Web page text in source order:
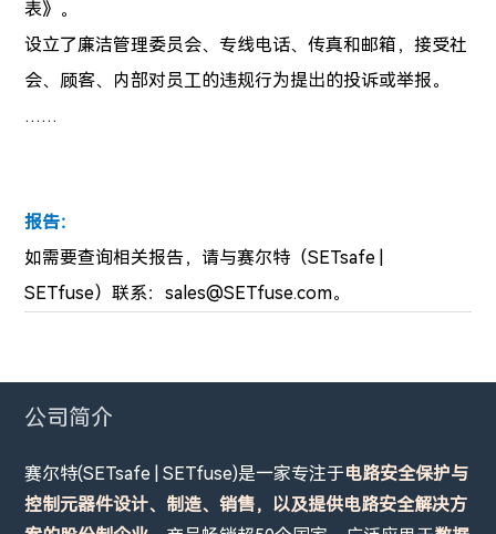
表》。
设立了廉洁管理委员会、专线电话、传真和邮箱，接受社
会、顾客、内部对员工的违规行为提出的投诉或举报。
……
报告：
如需要查询相关报告， 请与赛尔特（SETsafe |
SETfuse）联系：sales@SETfuse.com。
公司简介
赛尔特(SETsafe | SETfuse)是一家专注于电路安全保护与
控制元器件设计、制造、销售，以及提供电路安全解决方